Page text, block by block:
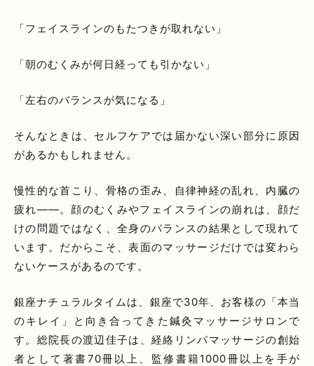
「フェイスラインのもたつきが取れない」
「朝のむくみが何日経っても引かない」
「左右のバランスが気になる」
そんなときは、セルフケアでは届かない深い部分に原因
があるかもしれません。
慢性的な首こり、骨格の歪み、自律神経の乱れ、内臓の
疲れ――。顔のむくみやフェイスラインの崩れは、顔だ
けの問題ではなく、全身のバランスの結果として現れて
います。だからこそ、表面のマッサージだけでは変わら
ないケースがあるのです。
銀座ナチュラルタイムは、銀座で30年、お客様の「本当
のキレイ」と向き合ってきた鍼灸マッサージサロンで
す。総院長の渡辺佳子は、経絡リンパマッサージの創始
者として著書70冊以上、監修書籍1000冊以上を手が